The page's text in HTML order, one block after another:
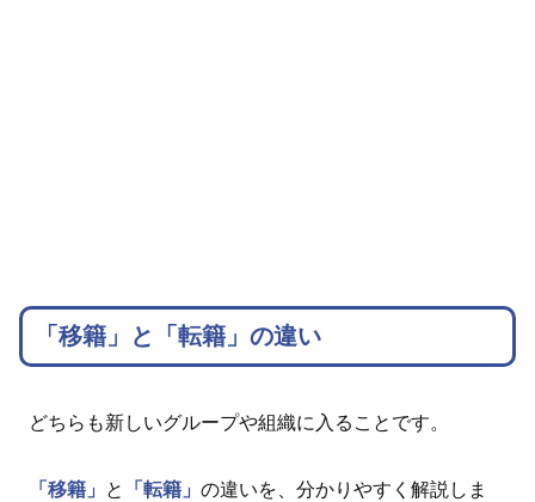
「移籍」と「転籍」の違い
どちらも新しいグループや組織に入ることです。
「移籍」 と 「転籍」 の違いを、分かりやすく解説しま